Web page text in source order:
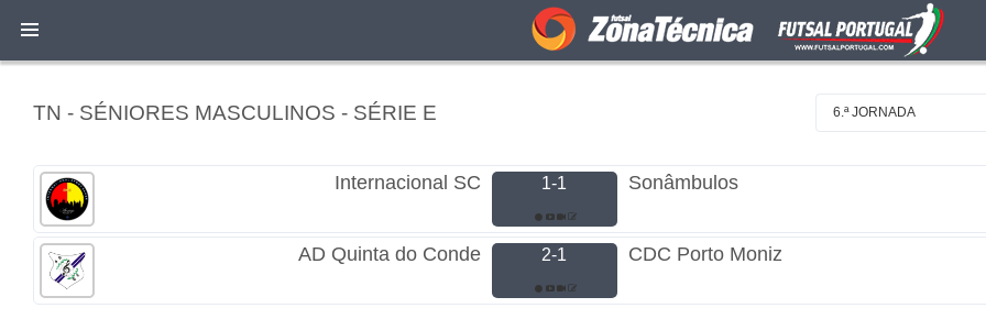
TN - SÉNIORES MASCULINOS - SÉRIE E 6.ª JORNADA
Internacional SC 1-1 Sonâmbulos
AD Quinta do Conde 2-1 CDC Porto Moniz